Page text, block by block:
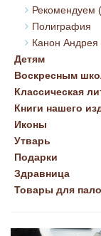
Рекомендуем
Полиграфия
Канон Андрея
Детям
Воскресным
Классическая
Книги нашего
Иконы
Утварь
Подарки
Здравница
Товары для